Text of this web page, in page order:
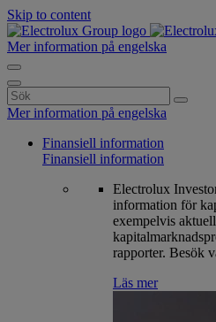
Skip to content
Mer information på engelska
Search
for:
Mer information på engelska
Finansiell information
Finansiell information
Electrolux
information för
exempelvis
rapporter. Besök
Läs mer